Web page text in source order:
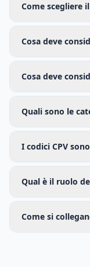
Come scegliere
Cosa deve
Cosa deve
Quali sono le
I codici CPV
Qual è il ruolo
Come si